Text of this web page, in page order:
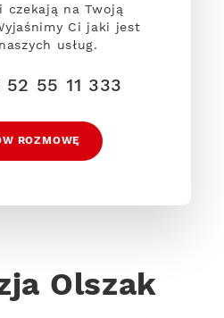
czekają na Twoją
Ci jaki jest
usług.
52 55 11 333
ROZMOWĘ
Olszak